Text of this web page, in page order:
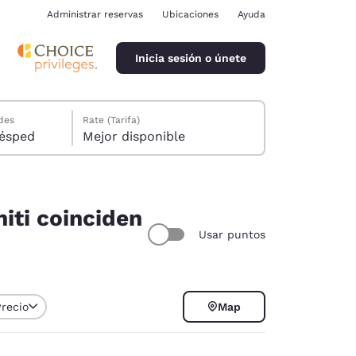
Administrar reservas Ubicaciones Ayuda
Inicia sesión o únete
1 huésped
Rate (Tarifa)
Mejor disponible
coinciden
Usar puntos
Map